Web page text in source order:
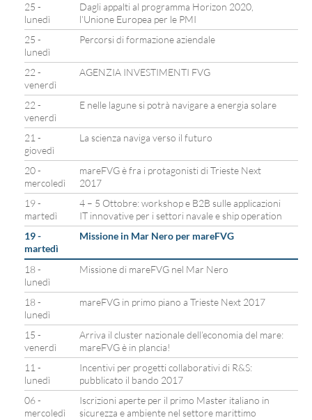
25 -
lunedì
Dagli appalti al programma Horizon 2020,
l’Unione Europea per le PMI
25 -
lunedì
Percorsi di formazione aziendale
22 -
venerdì
AGENZIA INVESTIMENTI FVG
22 -
venerdì
E nelle lagune si potrà navigare a energia solare
21 -
giovedì
La scienza naviga verso il futuro
20 -
mercoledì
mareFVG è fra i protagonisti di Trieste Next
2017
19 -
martedì
4 – 5 Ottobre: workshop e B2B sulle applicazioni
IT innovative per i settori navale e ship operation
19 -
martedì
Missione in Mar Nero per mareFVG
18 -
lunedì
Missione di mareFVG nel Mar Nero
18 -
lunedì
mareFVG in primo piano a Trieste Next 2017
15 -
venerdì
Arriva il cluster nazionale dell’economia del mare:
mareFVG è in plancia!
11 -
lunedì
Incentivi per progetti collaborativi di R&S:
pubblicato il bando 2017
06 -
mercoledì
Iscrizioni aperte per il primo Master italiano in
sicurezza e ambiente nel settore marittimo